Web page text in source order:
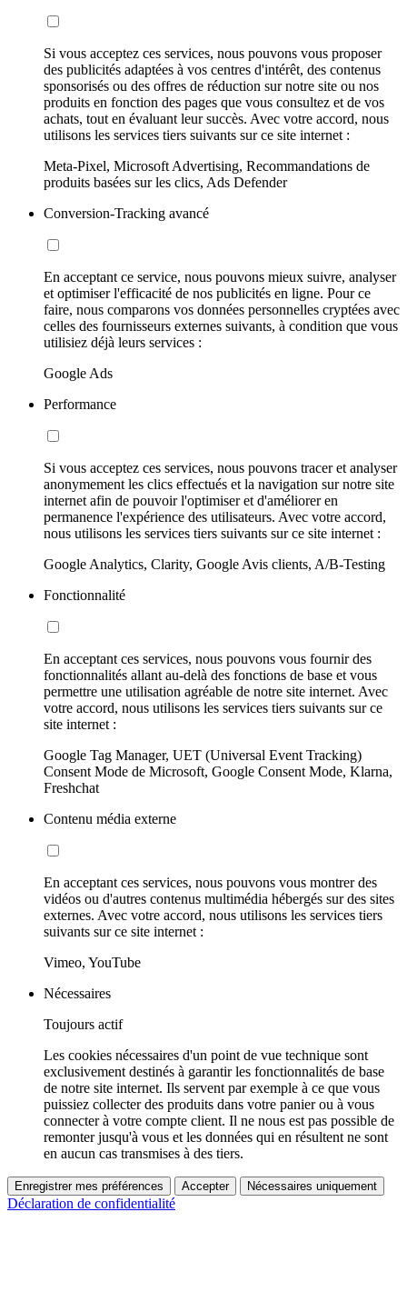
Si vous acceptez ces services, nous pouvons vous proposer
des publicités adaptées à vos centres d'intérêt, des contenus
sponsorisés ou des offres de réduction sur notre site ou nos
produits en fonction des pages que vous consultez et de vos
achats, tout en évaluant leur succès. Avec votre accord, nous
utilisons les services tiers suivants sur ce site internet :
Meta-Pixel, Microsoft Advertising, Recommandations de
produits basées sur les clics, Ads Defender
Conversion-Tracking avancé
En acceptant ce service, nous pouvons mieux suivre, analyser
et optimiser l'efficacité de nos publicités en ligne. Pour ce
faire, nous comparons vos données personnelles cryptées avec
celles des fournisseurs externes suivants, à condition que vous
utilisiez déjà leurs services :
Google Ads
Performance
Si vous acceptez ces services, nous pouvons tracer et analyser
anonymement les clics effectués et la navigation sur notre site
internet afin de pouvoir l'optimiser et d'améliorer en
permanence l'expérience des utilisateurs. Avec votre accord,
nous utilisons les services tiers suivants sur ce site internet :
Google Analytics, Clarity, Google Avis clients, A/B-Testing
Fonctionnalité
En acceptant ces services, nous pouvons vous fournir des
fonctionnalités allant au-delà des fonctions de base et vous
permettre une utilisation agréable de notre site internet. Avec
votre accord, nous utilisons les services tiers suivants sur ce
site internet :
Google Tag Manager, UET (Universal Event Tracking)
Consent Mode de Microsoft, Google Consent Mode, Klarna,
Freshchat
Contenu média externe
En acceptant ces services, nous pouvons vous montrer des
vidéos ou d'autres contenus multimédia hébergés sur des sites
externes. Avec votre accord, nous utilisons les services tiers
suivants sur ce site internet :
Vimeo, YouTube
Nécessaires
Toujours actif
Les cookies nécessaires d'un point de vue technique sont
exclusivement destinés à garantir les fonctionnalités de base
de notre site internet. Ils servent par exemple à ce que vous
puissiez collecter des produits dans votre panier ou à vous
connecter à votre compte client. Il ne nous est pas possible de
remonter jusqu'à vous et les données qui en résultent ne sont
en aucun cas transmises à des tiers.
Enregistrer mes préférences Accepter Nécessaires uniquement
Déclaration de confidentialité